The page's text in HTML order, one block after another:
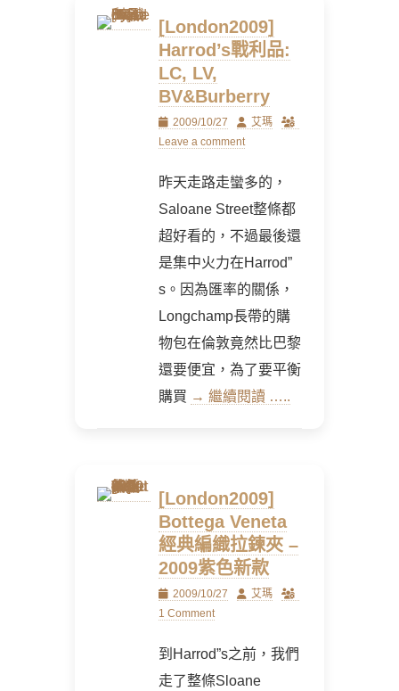
[London2009]
Harrod’s戰利品:
LC, LV,
BV&Burberry
Posted
on
2009/10/27 Author
艾瑪
Leave a comment
昨天走路走蠻多的，
Saloane Street整條都
超好看的，不過最後還
是集中火力在Harrod”
s。因為匯率的關係，
Longchamp長帶的購
物包在倫敦竟然比巴黎
還要便宜，為了要平衡
購買 → 繼續閱讀 …..
[London2009]
Bottega Veneta
經典編織拉鍊夾 –
2009紫色新款
Posted
on
2009/10/27 Author
艾瑪
1 Comment
到Harrod”s之前，我們
走了整條Sloane